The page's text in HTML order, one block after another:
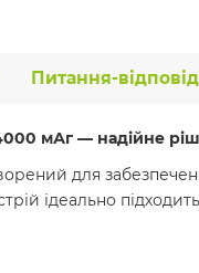
Питання-
мАг — надійне
для
ідеально